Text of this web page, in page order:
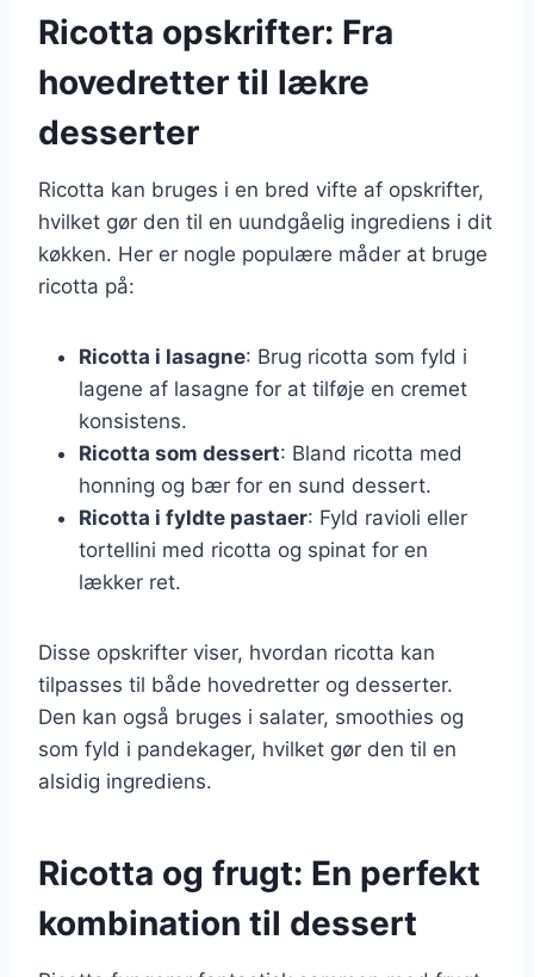
Ricotta opskrifter: Fra
hovedretter til lækre
desserter
Ricotta kan bruges i en bred vifte af opskrifter,
hvilket gør den til en uundgåelig ingrediens i dit
køkken. Her er nogle populære måder at bruge
ricotta på:
Ricotta i lasagne: Brug ricotta som fyld i
lagene af lasagne for at tilføje en cremet
konsistens.
Ricotta som dessert: Bland ricotta med
honning og bær for en sund dessert.
Ricotta i fyldte pastaer: Fyld ravioli eller
tortellini med ricotta og spinat for en
lækker ret.
Disse opskrifter viser, hvordan ricotta kan
tilpasses til både hovedretter og desserter.
Den kan også bruges i salater, smoothies og
som fyld i pandekager, hvilket gør den til en
alsidig ingrediens.
Ricotta og frugt: En perfekt
kombination til dessert